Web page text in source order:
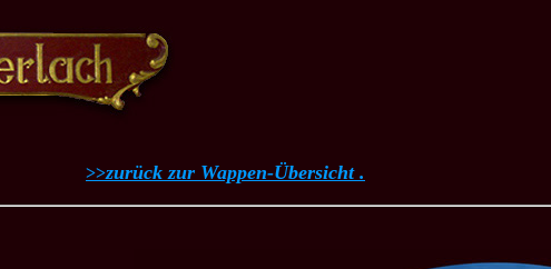
>>zurück zur Wappen-Übersicht .